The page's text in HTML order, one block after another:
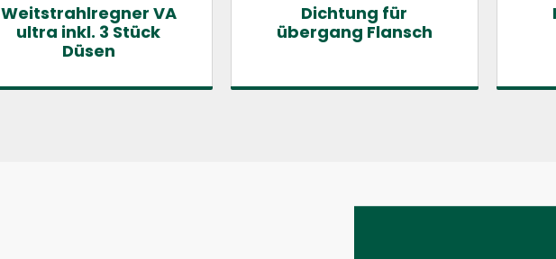
Weitstrahlregner VA
ultra inkl. 3 Stück
Düsen
Dichtung für
übergang Flansch